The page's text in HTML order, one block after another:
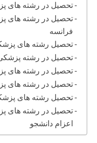
تحصیل در رشته های
تحصیل در رشته های
فرانسه
تحصیل رشته های
تحصیل در رشته
تحصیل در رشته های
تحصیل در رشته های
تحصیل رشته های
تحصیل در رشته های
اعزام دانشجو